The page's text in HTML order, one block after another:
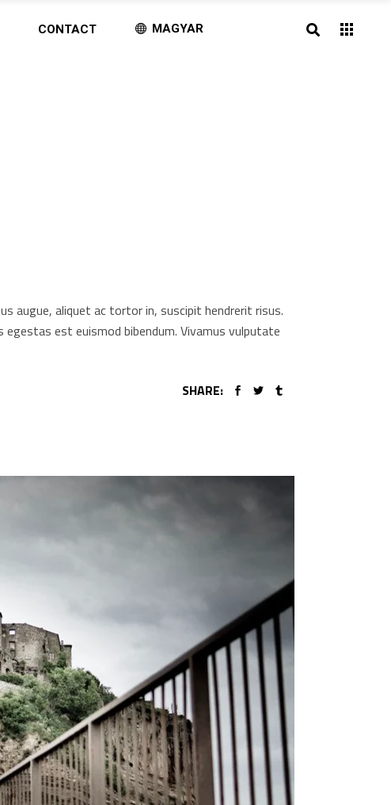
CONTACT MAGYAR
augue, aliquet ac tortor in, suscipit hendrerit risus.
est euismod bibendum. Vivamus vulputate
SHARE: